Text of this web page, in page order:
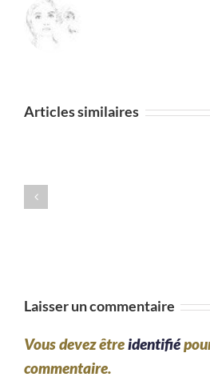
Articles similairescommencé
il
est
passionné
Laisser un commentaire
Vous devez êtreidentifié
commentaire.